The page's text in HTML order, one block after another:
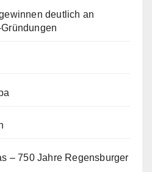
deutlich an
– 750 Jahre Regensburger